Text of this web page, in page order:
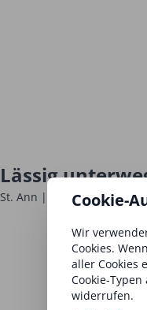
Lässig
St. Ann | Lässige Jogpants
Cookie-
Wir
Cookies.
aller Cookies
Cookie-
widerrufen.